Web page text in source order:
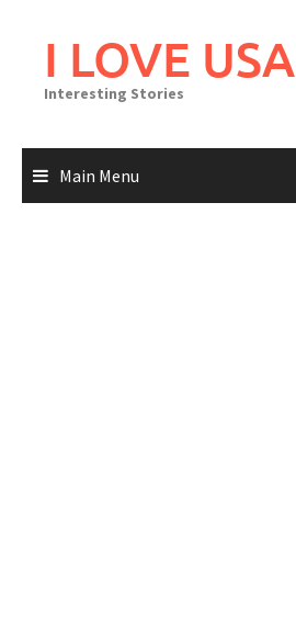
I LOVE USA
Interesting Stories
Main Menu